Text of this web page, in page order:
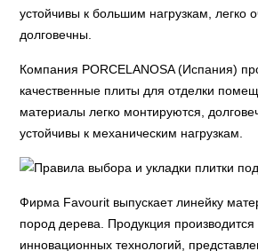
устойчивы к большим нагрузкам, легко
долговечны.
Компания PORCELANOSA (Испания)
качественные плиты для отделки
материалы легко монтируются,
устойчивы к механическим нагрузкам.
Фирма Favourit выпускает линейку
пород дерева. Продукция
инновационных технологий,